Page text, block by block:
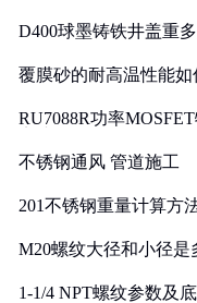
D400球墨铸铁井盖重
覆膜砂的耐高温性能如
RU7088R功率
不锈钢通风 管道施工
201不锈钢重量计算方
M20螺纹大径和小径是
1-1/4 NPT螺纹参数及